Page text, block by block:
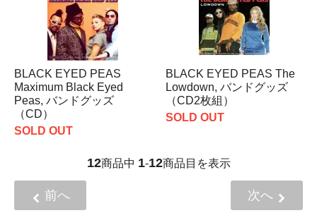
BLACK EYED PEAS
Maximum Black Eyed
Peas, バンドグッズ
（CD）
SOLD OUT
BLACK EYED PEAS The
Lowdown, バンドグッズ
（CD2枚組）
SOLD OUT
12商品中 1-12商品目を表示
前へ 次へ